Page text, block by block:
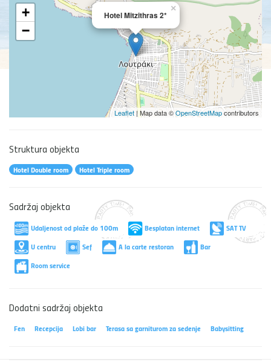
Hotel Mitzithras 2*
×
+
−
Leaflet | Map data ©OpenStreetMapcontributors
Struktura objekta
Hotel Double room Hotel Triple room
Sadržaj objekta
Udaljenost od plaže do 100m Besplatan internet
SAT TV
U centru
Sef A la carte restoran
Bar
Room service
Dodatni sadržaj objekta
Fen Recepcija Lobi bar Terasa sa garniturom za sedenje Babysitting